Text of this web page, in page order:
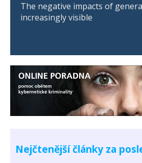
The negative impacts of
increasingly visible
Nejčtenější články za